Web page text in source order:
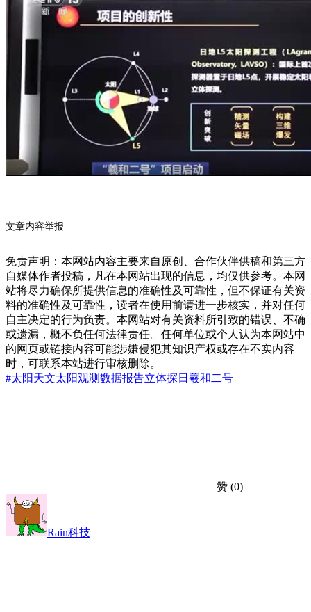
文章内容举报
免责声明：本网站内容主要来自原创、合作伙伴供稿和第三方
自媒体作者投稿，凡在本网站出现的信息，均仅供参考。本网
站将尽力确保所提供信息的准确性及可靠性，但不保证有关资
料的准确性及可靠性，读者在使用前请进一步核实，并对任何
自主决定的行为负责。本网站对有关资料所引致的错误、不确
或遗漏，概不负任何法律责任。任何单位或个人认为本网站中
的网页或链接内容可能涉嫌侵犯其知识产权或存在不实内容
时，可联系本站进行审核删除。
#太阳天文太阳观测数据报告立体探日 羲和二号
赞 (0)
Rain科技